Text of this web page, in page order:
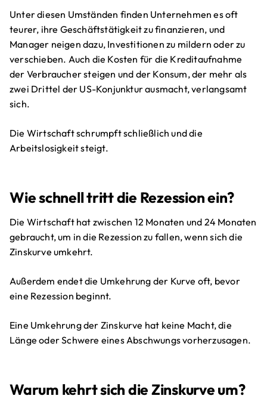
Unter diesen Umständen finden Unternehmen es oft
teurer, ihre Geschäftstätigkeit zu finanzieren, und
Manager neigen dazu, Investitionen zu mildern oder zu
verschieben. Auch die Kosten für die Kreditaufnahme
der Verbraucher steigen und der Konsum, der mehr als
zwei Drittel der US-Konjunktur ausmacht, verlangsamt
sich.
Die Wirtschaft schrumpft schließlich und die
Arbeitslosigkeit steigt.
Wie schnell tritt die Rezession ein?
Die Wirtschaft hat zwischen 12 Monaten und 24 Monaten
gebraucht, um in die Rezession zu fallen, wenn sich die
Zinskurve umkehrt.
Außerdem endet die Umkehrung der Kurve oft, bevor
eine Rezession beginnt.
Eine Umkehrung der Zinskurve hat keine Macht, die
Länge oder Schwere eines Abschwungs vorherzusagen.
Warum kehrt sich die Zinskurve um?